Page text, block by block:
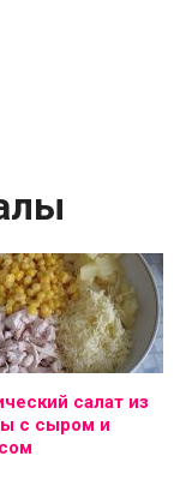
салат из
с сыром и